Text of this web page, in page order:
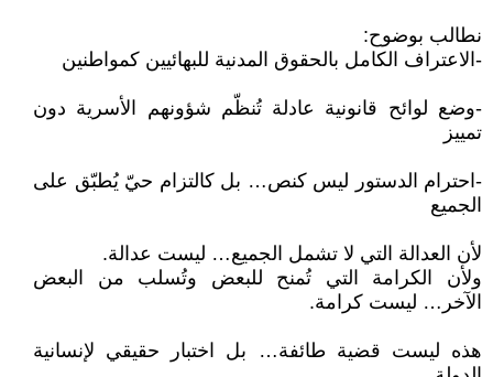
نطالب بوضوح:
-الاعتراف الكامل بالحقوق المدنية للبهائيين كمواطنين
-وضع لوائح قانونية عادلة تُنظّم شؤونهم الأسرية دون
تمييز
-احترام الدستور ليس كنص… بل كالتزام حيّ يُطبّق على
الجميع
لأن العدالة التي لا تشمل الجميع… ليست عدالة.
ولأن الكرامة التي تُمنح للبعض وتُسلب من البعض
الآخر… ليست كرامة.
هذه ليست قضية طائفة… بل اختبار حقيقي لإنسانية